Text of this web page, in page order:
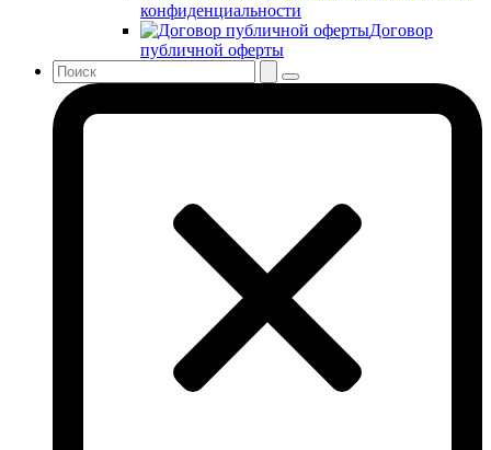
конфиденциальности
Договор
публичной оферты